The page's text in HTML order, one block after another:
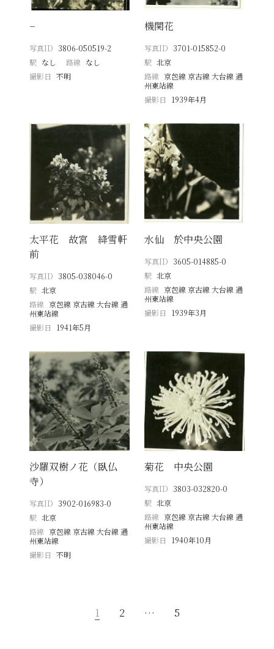
−
写真ID 3806-050519-2
駅 なし 路線 なし
撮影日
不明
機関花
写真ID 3701-015852-0
駅 北京
路線 京包線 京古線 大台線 通
州東站線
撮影日
1939年4月
太平花 故宮 絳雪軒
前
写真ID 3805-038046-0
駅 北京
路線 京包線 京古線 大台線 通
州東站線
撮影日
1941年5月
水仙 於中央公園
写真ID 3605-014885-0
駅 北京
路線 京包線 京古線 大台線 通
州東站線
撮影日
1939年3月
沙羅双樹ノ花（臥仏
寺）
写真ID 3902-016983-0
駅 北京
路線 京包線 京古線 大台線 通
州東站線
撮影日
不明
菊花 中央公園
写真ID 3803-032820-0
駅 北京
路線 京包線 京古線 大台線 通
州東站線
撮影日
1940年10月
1 2 … 5